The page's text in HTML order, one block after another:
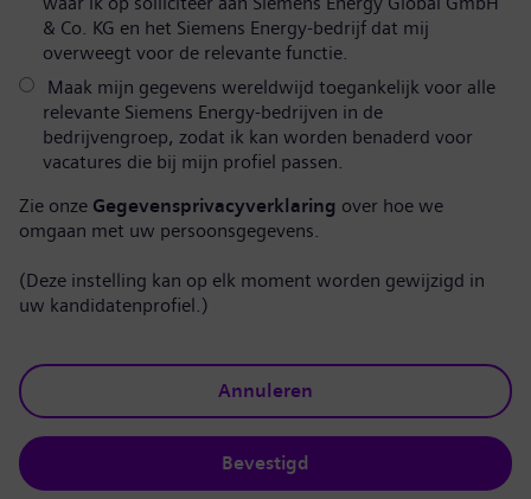
& Co. KG en het Siemens Energy-bedrijf dat mij
overweegt voor de relevante functie.
Maak mijn gegevens wereldwijd toegankelijk voor alle
relevante Siemens Energy-bedrijven in de
bedrijvengroep, zodat ik kan worden benaderd voor
vacatures die bij mijn profiel passen.
Zie onze Gegevensprivacyverklaring over hoe we
omgaan met uw persoonsgegevens.
(Deze instelling kan op elk moment worden gewijzigd in
uw kandidatenprofiel.)
Annuleren
Bevestigd